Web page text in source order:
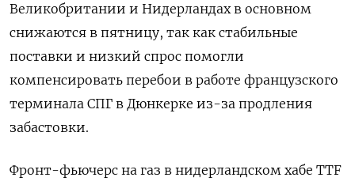
Великобритании и Нидерландах в основном
снижаются в пятницу, так как стабильные
поставки и низкий спрос помогли
компенсировать перебои в работе французского
терминала СПГ в Дюнкерке из-за продления
забастовки.
Фронт-фьючерс на газ в нидерландском хабе TTF